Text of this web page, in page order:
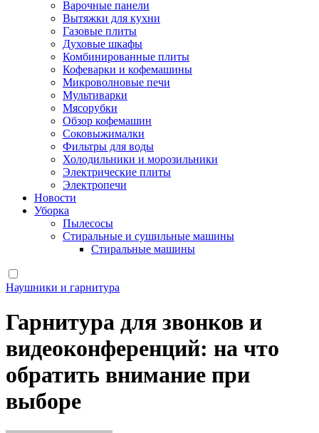
Варочные панели
Вытяжки для кухни
Газовые плиты
Духовые шкафы
Комбинированные плиты
Кофеварки и кофемашины
Микроволновые печи
Мультиварки
Мясорубки
Обзор кофемашин
Соковыжималки
Фильтры для воды
Холодильники и морозильники
Электрические плиты
Электропечи
Новости
Уборка
Пылесосы
Стиральные и сушильные машины
Стиральные машины
Наушники и гарнитура
Гарнитура для звонков и
видеоконференций: на что
обратить внимание при
выборе